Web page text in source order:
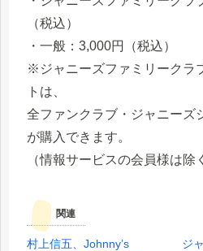
（税込）
・一般：3,000円（税込）
※ジャニーズファミリークラ
トは、
全ファンクラブ・ジャニーズ
が購入できます。
（情報サービスの会員様は除
関連
村上信五、Johnny’s
ジ